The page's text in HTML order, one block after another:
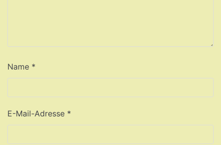
Name *
E-Mail-Adresse *